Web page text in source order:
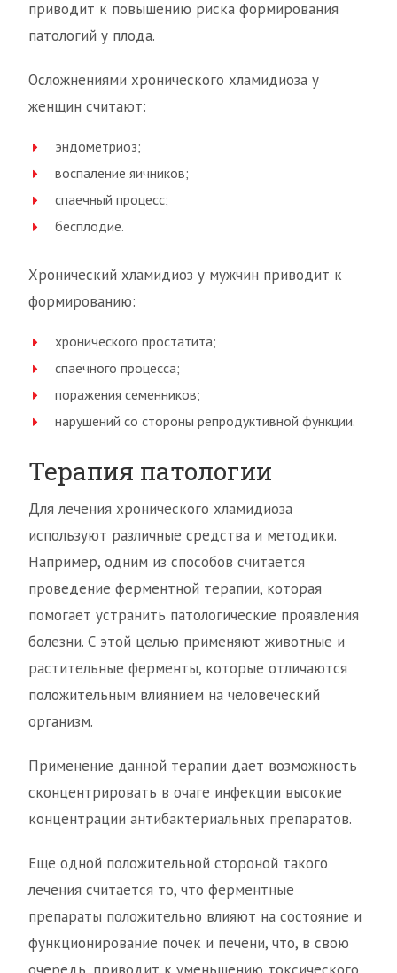
приводит к повышению риска формирования
патологий у плода.
Осложнениями хронического хламидиоза у
женщин считают:
эндометриоз;
воспаление яичников;
спаечный процесс;
бесплодие.
Хронический хламидиоз у мужчин приводит к
формированию:
хронического простатита;
спаечного процесса;
поражения семенников;
нарушений со стороны репродуктивной функции.
Терапия патологии
Для лечения хронического хламидиоза
используют различные средства и методики.
Например, одним из способов считается
проведение ферментной терапии, которая
помогает устранить патологические проявления
болезни. С этой целью применяют животные и
растительные ферменты, которые отличаются
положительным влиянием на человеческий
организм.
Применение данной терапии дает возможность
сконцентрировать в очаге инфекции высокие
концентрации антибактериальных препаратов.
Еще одной положительной стороной такого
лечения считается то, что ферментные
препараты положительно влияют на состояние и
функционирование почек и печени, что, в свою